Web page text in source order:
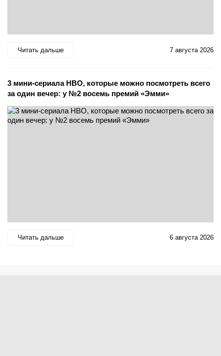
Читать дальше 7 августа 2026
3 мини-сериала HBO, которые можно посмотреть всего
за один вечер: у №2 восемь премий «Эмми»
Читать дальше 6 августа 2026